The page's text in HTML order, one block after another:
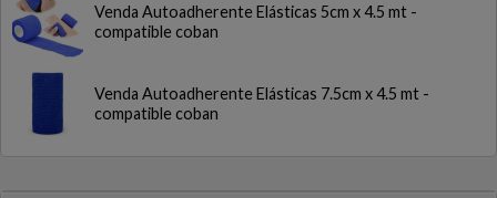
Venda Autoadherente Elásticas 5cm x 4.5 mt -
compatible coban
Venda Autoadherente Elásticas 7.5cm x 4.5 mt -
compatible coban